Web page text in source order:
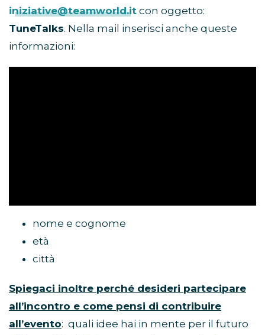
iniziative@teamworld.it con oggetto:
TuneTalks. Nella mail inserisci anche queste
informazioni:
nome e cognome
età
città
Spiegaci inoltre perché desideri partecipare
all’incontro e come pensi di contribuire
all’evento: quali idee hai in mente per il futuro